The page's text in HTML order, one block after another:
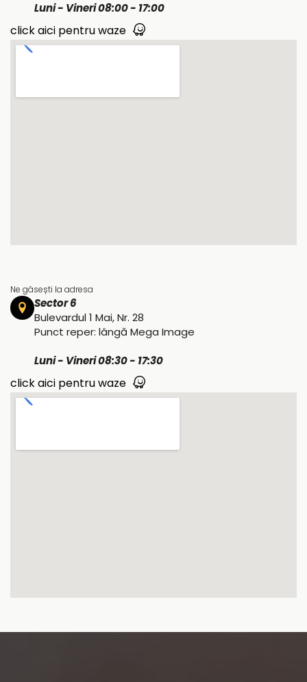
Luni - Vineri 08:00 - 17:00
click aici pentru waze
Ne găsești la adresa
Sector 6
Bulevardul 1 Mai, Nr. 28
Punct reper: lângă Mega Image
Luni - Vineri 08:30 - 17:30
click aici pentru waze